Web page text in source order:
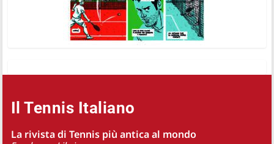
Il Tennis Italiano
La rivista di Tennis più antica al mondo